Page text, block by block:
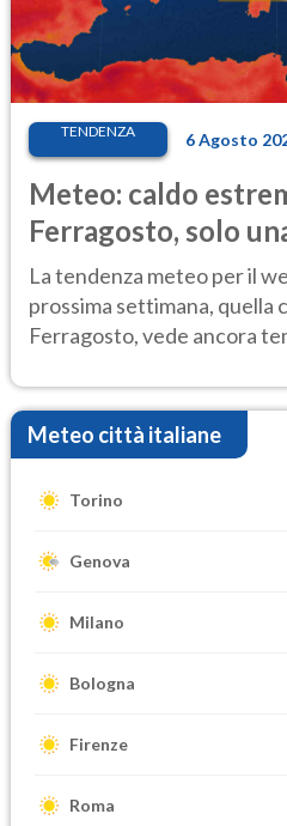
TENDENZA 6 Agosto
Meteo: caldo
Ferragosto, solo
Ecco dove
La tendenza meteo per il
prossima settimana, quella
Ferragosto, vede ancora
Meteo città italiane
Torino
Genova
Milano
Bologna
Firenze
Roma